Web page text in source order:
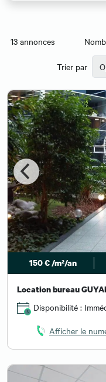
13 annonces
Trier par
150 € /m²/an
Location bureau
Disponibilité :
Afficher le